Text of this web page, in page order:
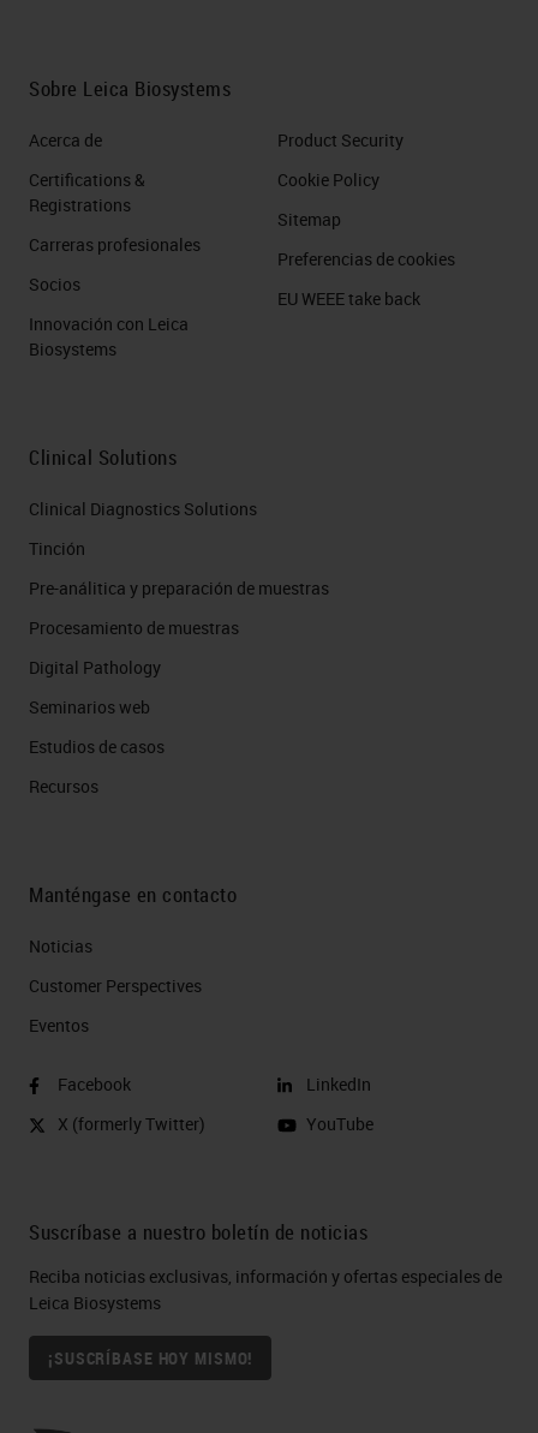
Sobre Leica Biosystems
Acerca de
Certifications &
Registrations
Carreras profesionales
Socios
Innovación con Leica
Biosystems
Product Security
Cookie Policy
Sitemap
Preferencias de cookies
EU WEEE take back
Clinical Solutions
Clinical Diagnostics Solutions
Tinción
Pre-análitica y preparación de muestras
Procesamiento de muestras
Digital Pathology
Seminarios web
Estudios de casos
Recursos
Manténgase en contacto
Noticias
Customer Perspectives​
Eventos
Facebook
X (formerly Twitter)
LinkedIn
YouTube
Suscríbase a nuestro boletín de noticias
Reciba noticias exclusivas, información y ofertas especiales de
Leica Biosystems
¡SUSCRÍBASE HOY MISMO!